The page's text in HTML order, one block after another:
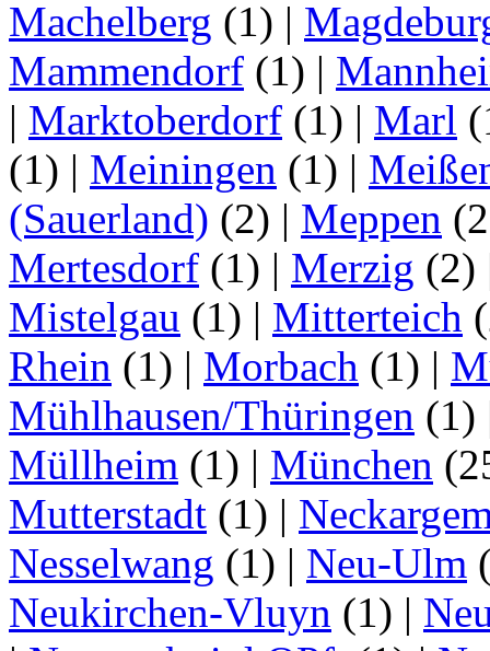
Machelberg (1) |
Mammendorf (1) |
| Marktoberdorf (1) | Marl
(1) | Meiningen (1) |
(Sauerland) (2) | Meppen
Mertesdorf (1) | Merzig (2)
Mistelgau (1) | Mitterteich
Rhein (1) | Morbach (1) |
Mühlhausen/Thüringen (1)
Müllheim (1) | München
Mutterstadt (1) |
Nesselwang (1) | Neu-Ulm
Neukirchen-Vluyn (1) |